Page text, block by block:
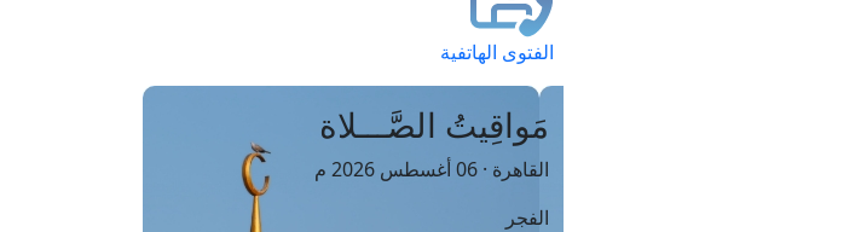
الفتوى الهاتفية
مَواقِيتُ الصَّـــلاة
القاهرة · 06 أغسطس 2026 م
الفجر